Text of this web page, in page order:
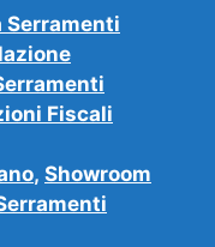
Serramenti
Fiscali
, Showroom